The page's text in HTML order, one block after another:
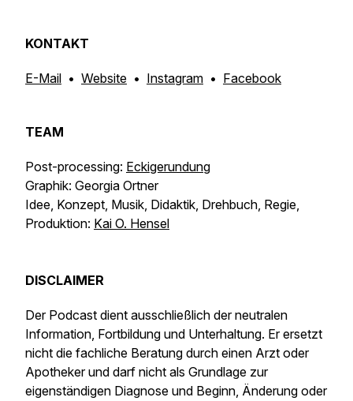
KONTAKT
E-Mail • Website • Instagram • Facebook
TEAM
Post-processing: Eckigerundung
Graphik: Georgia Ortner
Idee, Konzept, Musik, Didaktik, Drehbuch, Regie,
Produktion: Kai O. Hensel
DISCLAIMER
Der Podcast dient ausschließlich der neutralen
Information, Fortbildung und Unterhaltung. Er ersetzt
nicht die fachliche Beratung durch einen Arzt oder
Apotheker und darf nicht als Grundlage zur
eigenständigen Diagnose und Beginn, Änderung oder